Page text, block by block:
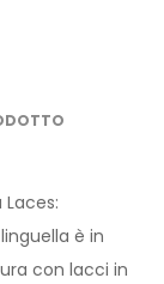
è in
con lacci in